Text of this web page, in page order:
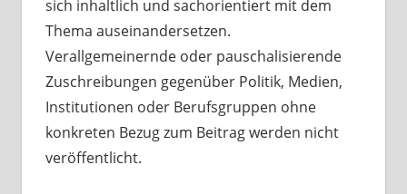
sich inhaltlich und sachorientiert mit dem
Thema auseinandersetzen.
Verallgemeinernde oder pauschalisierende
Zuschreibungen gegenüber Politik, Medien,
Institutionen oder Berufsgruppen ohne
konkreten Bezug zum Beitrag werden nicht
veröffentlicht.